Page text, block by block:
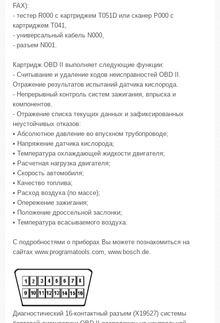
FAX):
- тестер R000 с картриджем Т051D или сканер P000 с
картриджем Т041,
- универсальный кабель N000,
- разъем N001.
Картридж OBD II выполняет следующие функции:
- Считывание и удаление кодов неисправностей OBD II.
Отражение результатов испытаний датчика кислорода.
- Непрерывный контроль систем зажигания, впрыска и
компонентов.
- Отражение списка текущих данных и зафиксированных
неустойчивых отказов:
• Абсолютное давление во впускном трубопроводе;
• Напряжение датчика кислорода;
• Температура охлаждающей жидкости двигателя;
• Расчетная нагрузка двигателя;
• Скорость автомобиля;
• Качество топлива;
• Расход воздуха (по массе);
• Опережение зажигания;
• Положение дроссельной заслонки;
• Температура всасываемого воздуха.
С подробностями о приборах Вы можете познакомиться на
сайтах www.programatools.com, www.bosch.de.
Диагностический 16-контактный разъем (X19527) системы